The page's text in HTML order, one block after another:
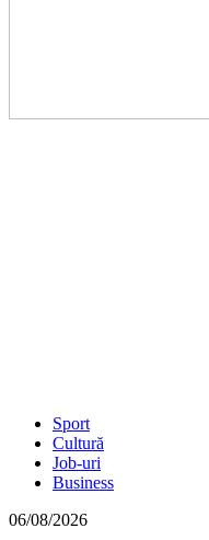
Sport
Cultură
Job-uri
Business
06/08/2026